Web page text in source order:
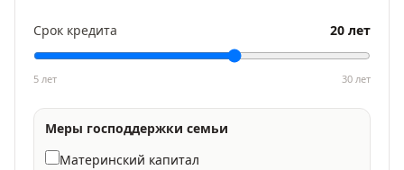
Срок кредита 20 лет
5 лет 30 лет
Меры господдержки семьи
Материнский капитал